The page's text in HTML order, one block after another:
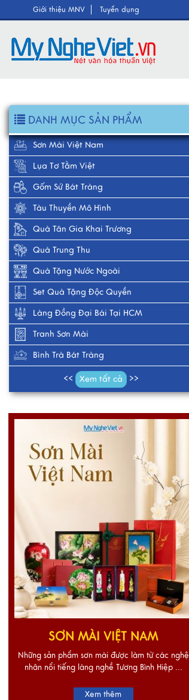
Giới thiệu MNV Tuyển dụng
DANH MỤC SẢN PHẨM
Sơn Mài Việt Nam
Lụa Tơ Tằm Việt
Gốm Sứ Bát Tràng
Tàu Thuyền Mô Hình
Quà Tân Gia Khai Trương
Quà Trung Thu
Quà Tặng Nước Ngoài
Set Quà Tặng Độc Quyền
Làng Đồng Đại Bái Tại HCM
Tranh Sơn Mài
Bình Trà Bát Tràng
<< Xem tất cả >>
SƠN MÀI VIỆT NAM
Những sản phẩm sơn mài được làm từ các nghệ
nhân nổi tiếng làng nghề Tương Bình Hiệp ...
Xem thêm